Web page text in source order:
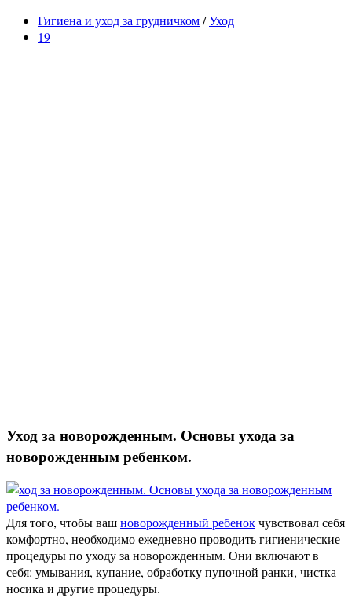
Гигиена и уход за грудничком/Уход
19
Уход за новорожденным. Основы ухода за
новорожденным ребенком.
Для того, чтобы вашноворожденный ребенокчувствовал себя
комфортно, необходимо ежедневно проводить гигиенические
процедуры по уходу за новорожденным. Они включают в
себя: умывания, купание, обработку пупочной ранки, чистка
носика и другие процедуры.